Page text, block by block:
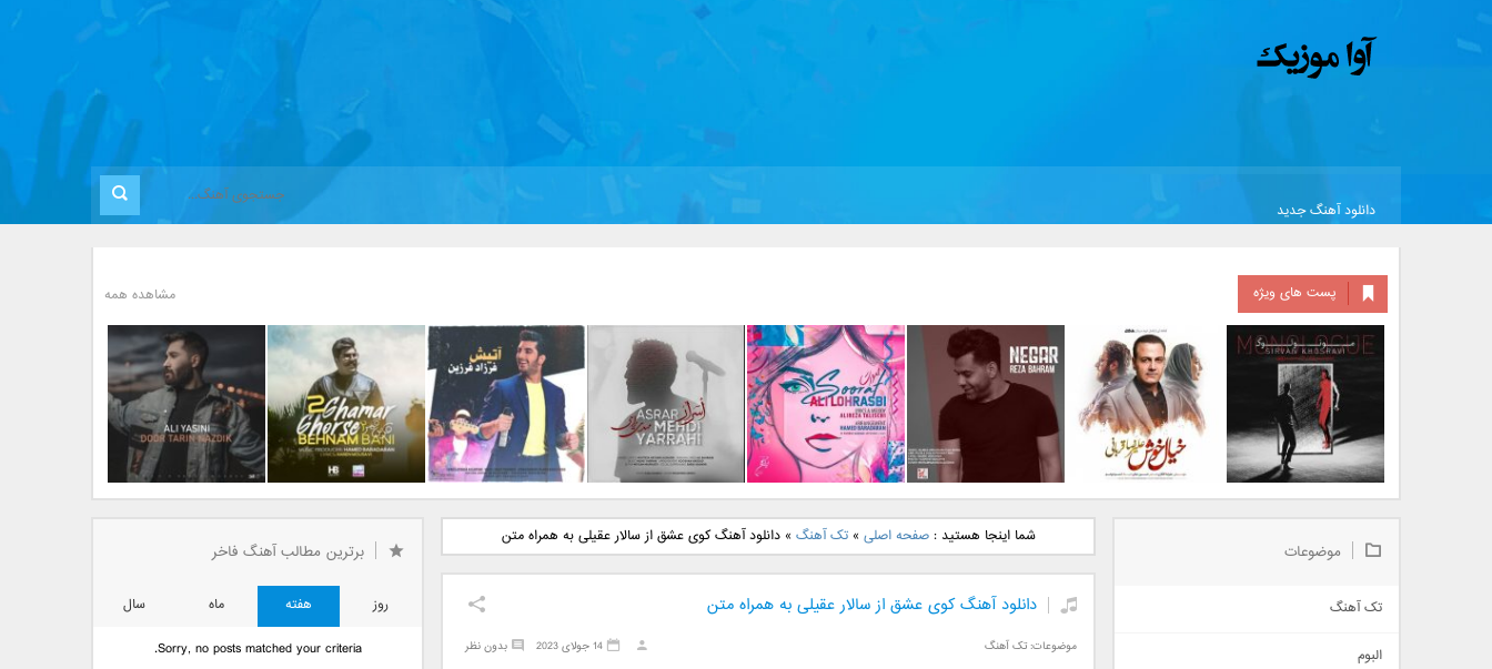
دانلود آهنگ جدید
پست های ویژه مشاهده همه
خسروی بنام مونولوگ
دانلود آهنگ جدید علیرضا
دانلود آهنگ جدید رضا
بهرام بنام نگار
دانلود آهنگ جدید علی
لهراسبی بنام صورت
دانلود آهنگ جدید مهدی
یراحی بنام اسرار
دانلود آهنگ جدید فرزاد
فرزین بنام آتیش
بانی بنام قرص قمر 2
یاسینی بنام دورترین نزدیک
شما اینجا هستید :صفحه اصلی »تک آهنگ »دانلود آهنگ کوی عشق از سالار عقیلی به همراه متن
دانلود آهنگ کوی عشق از سالار عقیلی به همراه متن
موضوعات:تک آهنگ بدون نظر 14 جولای 2023
برترین مطالب آهنگ فاخر
روز هفته ماه
سال
Sorry, no posts matched your criteria.
موضوعات
تک آهنگ
البوم